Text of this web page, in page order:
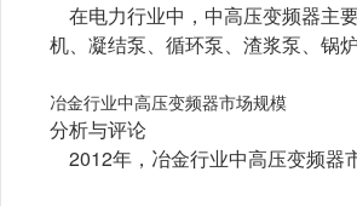
在电力行业中，中高压变频器主
机、凝结泵、循环泵、渣浆泵、锅
冶金行业中高压变频器市场规模
分析与评论
2012年，冶金行业中高压变频器